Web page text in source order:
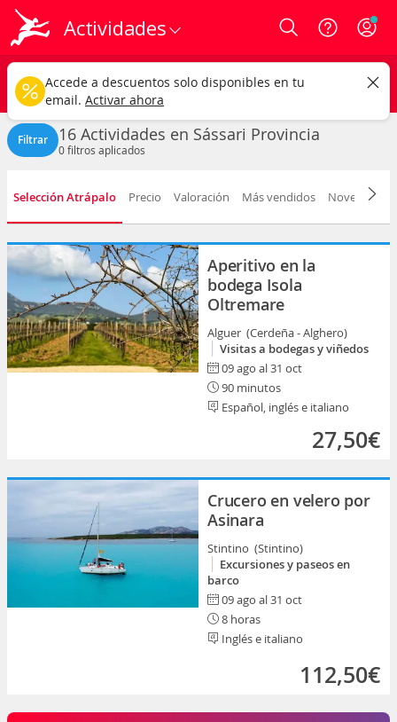
Actividades Login
Sássari
Cualquier tipo Cualquier fecha
CAMBIAR
Filtrar 16 Actividades en Sássari Provincia
0filtros aplicados
Selección Atrápalo Precio Valoración Más vendidos Novedad
Aperitivo en la
bodega Isola
Oltremare
Alguer (Cerdeña - Alghero)
Visitas a bodegas y viñedos
09 ago al 31 oct
90 minutos
Español, inglés e italiano
27,50€
Crucero en velero por
Asinara
Stintino (Stintino)
Excursiones y paseos en
barco
09 ago al 31 oct
8 horas
Inglés e italiano
112,50€
Accede a descuentos solo disponibles en tu
email. Activar ahora